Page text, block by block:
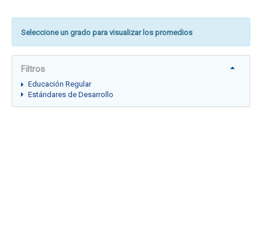
Seleccione un grado para visualizar los promedios
Filtros
Educación Regular
Estándares de Desarrollo